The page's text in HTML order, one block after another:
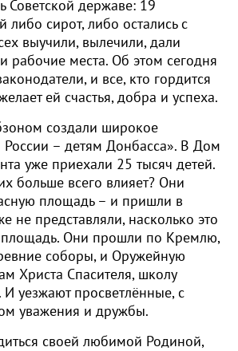
Советской державе: 19
либо сирот, либо остались с
выучили, вылечили, дали
рабочие места. Об этом сегодня
и все, кто гордится
ей счастья, добра и успеха.
создали широкое
– детям Донбасса». В Дом
уже приехали 25 тысяч детей.
больше всего влияет? Они
площадь – и пришли в
не представляли, насколько это
площадь. Они прошли по Кремлю,
соборы, и Оружейную
Христа Спасителя, школу
уезжают просветлённые, с
уважения и дружбы.
своей любимой Родиной,